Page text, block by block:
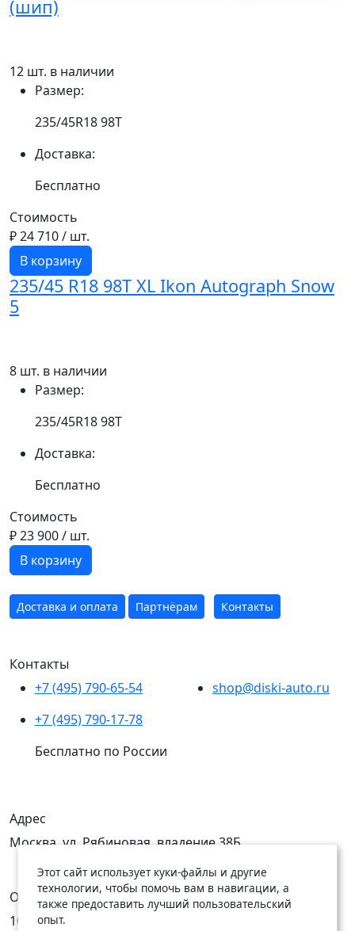
(шип)
12 шт. в наличии
Размер:
235/45R18 98T
Доставка:
Бесплатно
Стоимость
₽ 24 710/ шт.
В корзину
235/45 R18 98T XL Ikon Autograph Snow
5
8 шт. в наличии
Размер:
235/45R18 98T
Доставка:
Бесплатно
Стоимость
₽ 23 900/ шт.
В корзину
Доставка и оплата Партнёрам Контакты
Контакты
+7 (495) 790-65-54
+7 (495) 790-17-78
Бесплатно по России
shop@diski-auto.ru
Адрес
Москва, ул. Рябиновая, владение 38Б
Открыты
10:00 — 19:00
Этот сайт использует куки-файлы и другие
технологии, чтобы помочь вам в навигации, а
также предоставить лучший пользовательский
опыт.